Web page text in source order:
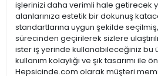
işlerinizi daha verimli hale getirecek
alanlarınıza estetik bir dokunuş
standartlarına uygun şekilde
sürecinden geçirilerek sizlere
ister iş yerinde kullanabileceğiniz bu
kullanım kolaylığı ve şık tasarımı ile
Hepsicinde.com olarak müşteri